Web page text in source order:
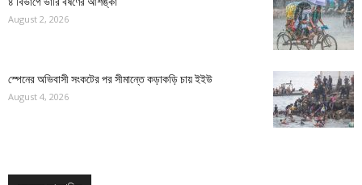
August 2, 2026
স্পেনের অভিবাসী সংকটের পর সীমান্তে কড়াকড়ি চায় ইইউ
August 4, 2026